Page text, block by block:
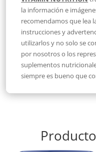
la información e
recomendamos que lea
instrucciones y
utilizarlos y no solo se
por nosotros o los
suplementos
siempre es bueno que